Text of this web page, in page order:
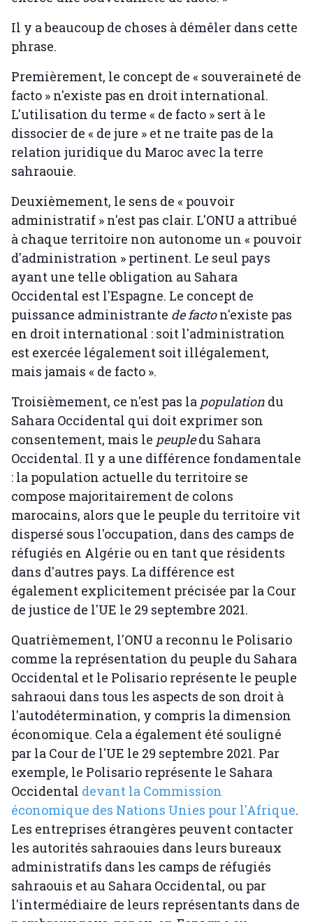
Il y a beaucoup de choses à démêler dans cette
phrase.
Premièrement, le concept de « souveraineté de
facto » n'existe pas en droit international.
L'utilisation du terme « de facto » sert à le
dissocier de « de jure » et ne traite pas de la
relation juridique du Maroc avec la terre
sahraouie.
Deuxièmement, le sens de « pouvoir
administratif » n'est pas clair. L'ONU a attribué
à chaque territoire non autonome un « pouvoir
d'administration » pertinent. Le seul pays
ayant une telle obligation au Sahara
Occidental est l'Espagne. Le concept de
puissance administrante de facton'existe pas
en droit international : soit l'administration
est exercée légalement soit illégalement,
mais jamais « de facto ».
Troisièmement, ce n'est pas la population du
Sahara Occidental qui doit exprimer son
consentement, mais le peupledu Sahara
Occidental. Il y a une différence fondamentale
: la population actuelle du territoire se
compose majoritairement de colons
marocains, alors que le peuple du territoire vit
dispersé sous l'occupation, dans des camps de
réfugiés en Algérie ou en tant que résidents
dans d'autres pays. La différence est
également explicitement précisée par la Cour
de justice de l'UE le 29 septembre 2021.
Quatrièmement, l'ONU a reconnu le Polisario
comme la représentation du peuple du Sahara
Occidental et le Polisario représente le peuple
sahraoui dans tous les aspects de son droit à
l'autodétermination, y compris la dimension
économique. Cela a également été souligné
par la Cour de l'UE le 29 septembre 2021. Par
exemple, le Polisario représente le Sahara
Occidental devant la Commission
économique des Nations Unies pour l'Afrique.
Les entreprises étrangères peuvent contacter
les autorités sahraouies dans leurs bureaux
administratifs dans les camps de réfugiés
sahraouis et au Sahara Occidental, ou par
l'intermédiaire de leurs représentants dans de